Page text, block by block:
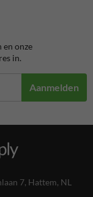
en onze
in.
Aanmelden
7, Hattem, NL